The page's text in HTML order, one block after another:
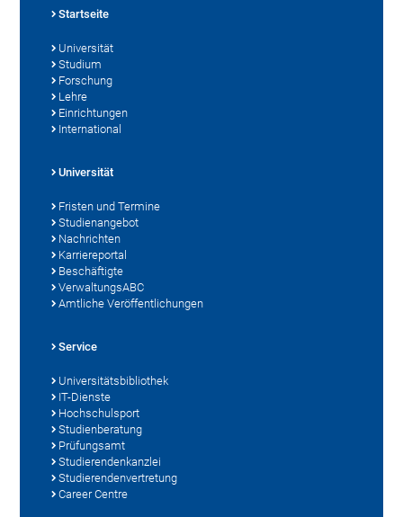
Startseite
Universität
Studium
Forschung
Lehre
Einrichtungen
International
Universität
Fristen und Termine
Studienangebot
Nachrichten
Karriereportal
Beschäftigte
VerwaltungsABC
Amtliche Veröffentlichungen
Service
Universitätsbibliothek
IT-Dienste
Hochschulsport
Studienberatung
Prüfungsamt
Studierendenkanzlei
Studierendenvertretung
Career Centre